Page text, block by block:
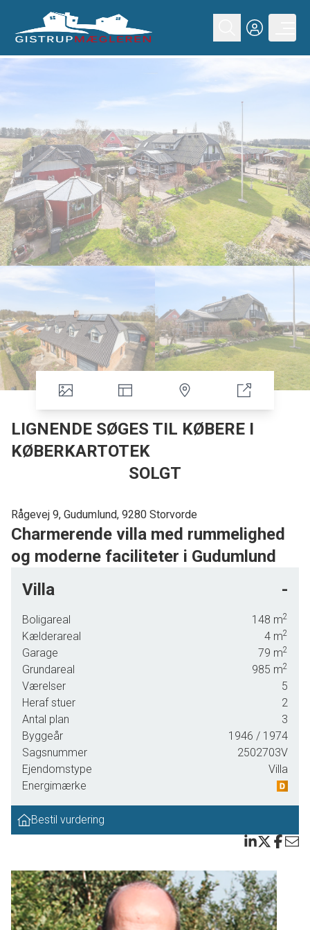
LIGNENDE SØGES TIL KØBERE I
KØBERKARTOTEK
SOLGT
Rågevej 9, Gudumlund, 9280 Storvorde
Charmerende villa med rummelighed
og moderne faciliteter i Gudumlund
fredelige og naturskønne Gudumlund. Her får du en bolig,
perfekt for familien der ønsker både plads og funktionalitet.
Villaen byder på et samlet boligareal på 148 kvadratmeter
fordelt over to plan, hvilket giver masser af muligheder for
at indrette hjemmet efter dine behov. Grunden er på 985
kvm.
Når du træder ind i huset, mødes du af en lys entré, der
fører dig videre til et pænt køkken. Køkkenet er i åben
forbindelse med stuen, hvilket skaber et dejligt flow og gør
det nemt at være sammen som familie eller underholde
gæster. I stueetagen finder du også et godt badeværelse
samt adgang til den skønne udestue, hvor du kan nyde
udsigten til haven året rundt.
På første sal venter yderligere plads med to børneværelser
kontor/gæsteværelser. Det store soveværelse har adgang
til et walk-in closet. Et ekstra toilet samt en hyggelig stue
fuldender første sal og sikrer optimale rammer for
Villa -
Boligareal 148 m2
Kælderareal 4 m2
Garage 79 m2
Grundareal 985 m2
Værelser
5
Heraf stuer
2
Antal plan
3
Byggeår
1946 / 1974
Sagsnummer
2502703V
Ejendomstype
Villa
Energimærke
Bestil vurdering